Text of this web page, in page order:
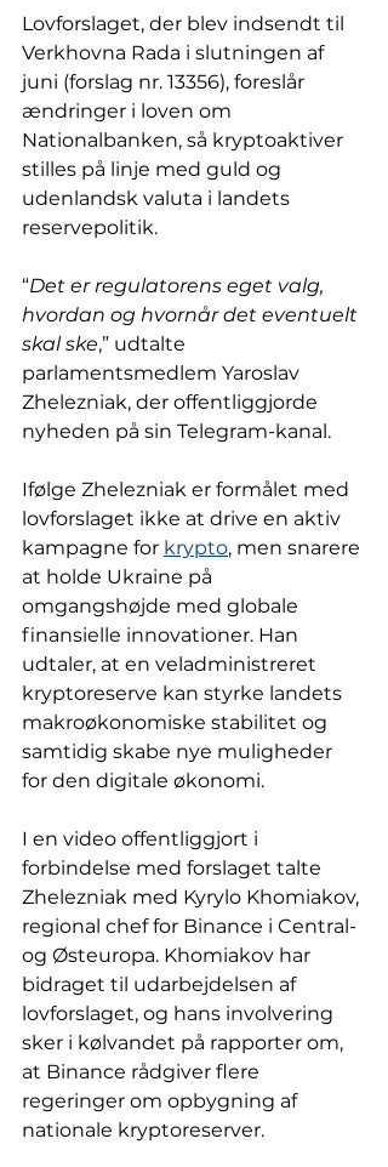
Lovforslaget, der blev indsendt til
Verkhovna Rada i slutningen af
juni (forslag nr. 13356), foreslår
ændringer i loven om
Nationalbanken, så kryptoaktiver
stilles på linje med guld og
udenlandsk valuta i landets
reservepolitik.
“Det er regulatorens eget valg,
hvordan og hvornår det eventuelt
skal ske,” udtalte
parlamentsmedlem Yaroslav
Zhelezniak, der offentliggjorde
nyheden på sin Telegram-kanal.
Ifølge Zhelezniak er formålet med
lovforslaget ikke at drive en aktiv
kampagne for krypto, men snarere
at holde Ukraine på
omgangshøjde med globale
finansielle innovationer. Han
udtaler, at en veladministreret
kryptoreserve kan styrke landets
makroøkonomiske stabilitet og
samtidig skabe nye muligheder
for den digitale økonomi.
I en video offentliggjort i
forbindelse med forslaget talte
Zhelezniak med Kyrylo Khomiakov,
regional chef for Binance i Central-
og Østeuropa. Khomiakov har
bidraget til udarbejdelsen af
lovforslaget, og hans involvering
sker i kølvandet på rapporter om,
at Binance rådgiver flere
regeringer om opbygning af
nationale kryptoreserver.